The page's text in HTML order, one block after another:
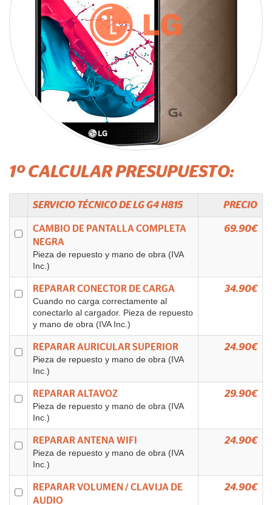
1º CALCULAR PRESUPUESTO:
SERVICIO TÉCNICO DELGG4 H815 PRECIO
CAMBIO DE PANTALLA COMPLETA
NEGRA
Pieza de repuesto y mano de obra (IVA
Inc.)
69.90€
REPARAR CONECTOR DE CARGA
Cuando no carga correctamente al
conectarlo al cargador. Pieza de repuesto
y mano de obra (IVA Inc.)
34.90€
REPARAR AURICULAR SUPERIOR
Pieza de repuesto y mano de obra (IVA
Inc.)
24.90€
REPARAR ALTAVOZ
Pieza de repuesto y mano de obra (IVA
Inc.)
29.90€
REPARAR ANTENA WIFI
Pieza de repuesto y mano de obra (IVA
Inc.)
24.90€
REPARAR VOLUMEN / CLAVIJA DE
AUDIO
24.90€